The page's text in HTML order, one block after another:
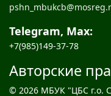
Telegram, Max:
+7(985)149-37-78
Авторские
© 2026 МБУК "ЦБС г.о.